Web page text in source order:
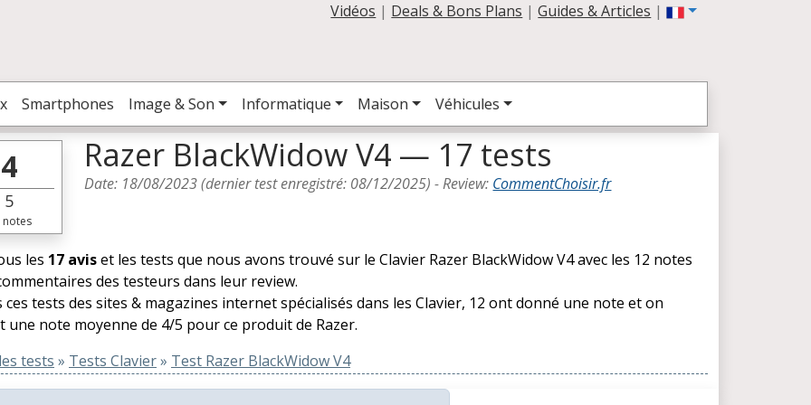
Vidéos | Deals & Bons Plans |Guides & Articles |
Smartphones Image & Son Informatique Maison Véhicules
4
5
notes
Razer BlackWidow V4 — 17 tests
Date: 18/08/2023(dernier test enregistré: 08/12/2025) -Review: CommentChoisir.fr
les 17 aviset les tests que nous avons trouvé sur le Clavier Razer BlackWidow V4 avec les 12 notes
des testeurs dans leur review.
ces tests des sites & magazines internet spécialisés dans les Clavier, 12 ont donné une note et on
une note moyenne de 4/5 pour ce produit de Razer.
tests » Tests Clavier» Test Razer BlackWidow V4